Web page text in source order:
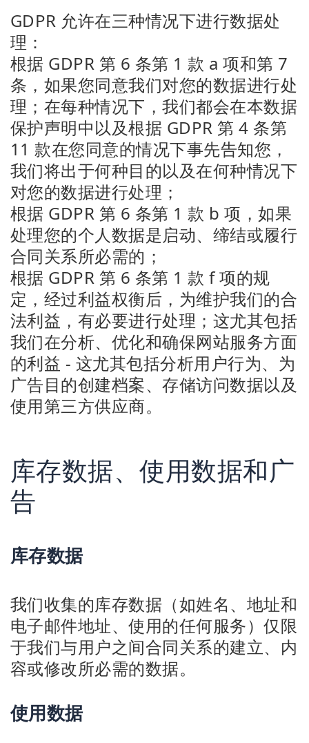
GDPR 允许在三种情况下进行数据处
理：
根据 GDPR 第 6 条第 1 款 a 项和第 7
条，如果您同意我们对您的数据进行处
理；在每种情况下，我们都会在本数据
保护声明中以及根据 GDPR 第 4 条第
11 款在您同意的情况下事先告知您，
我们将出于何种目的以及在何种情况下
对您的数据进行处理；
根据 GDPR 第 6 条第 1 款 b 项，如果
处理您的个人数据是启动、缔结或履行
合同关系所必需的；
根据 GDPR 第 6 条第 1 款 f 项的规
定，经过利益权衡后，为维护我们的合
法利益，有必要进行处理；这尤其包括
我们在分析、优化和确保网站服务方面
的利益 - 这尤其包括分析用户行为、为
广告目的创建档案、存储访问数据以及
使用第三方供应商。
库存数据、使用数据和广
告
库存数据
我们收集的库存数据（如姓名、地址和
电子邮件地址、使用的任何服务）仅限
于我们与用户之间合同关系的建立、内
容或修改所必需的数据。
使用数据